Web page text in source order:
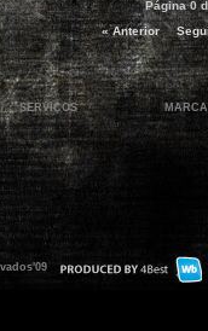
Página 0
« Anterior
SERVIÇOS